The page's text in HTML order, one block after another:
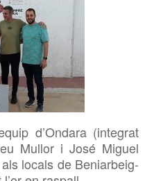
d’Ondara (integrat
Mullor i José Miguel
locals de Beniarbeig-